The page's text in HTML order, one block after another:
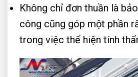
Không chỉ đơn thuần là
công cũng góp một phần
trong việc thể hiện tính